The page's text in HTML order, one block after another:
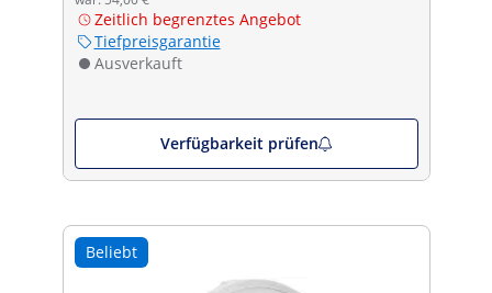
Zeitlich begrenztes Angebot
Tiefpreisgarantie
Ausverkauft
Verfügbarkeit prüfen
Beliebt